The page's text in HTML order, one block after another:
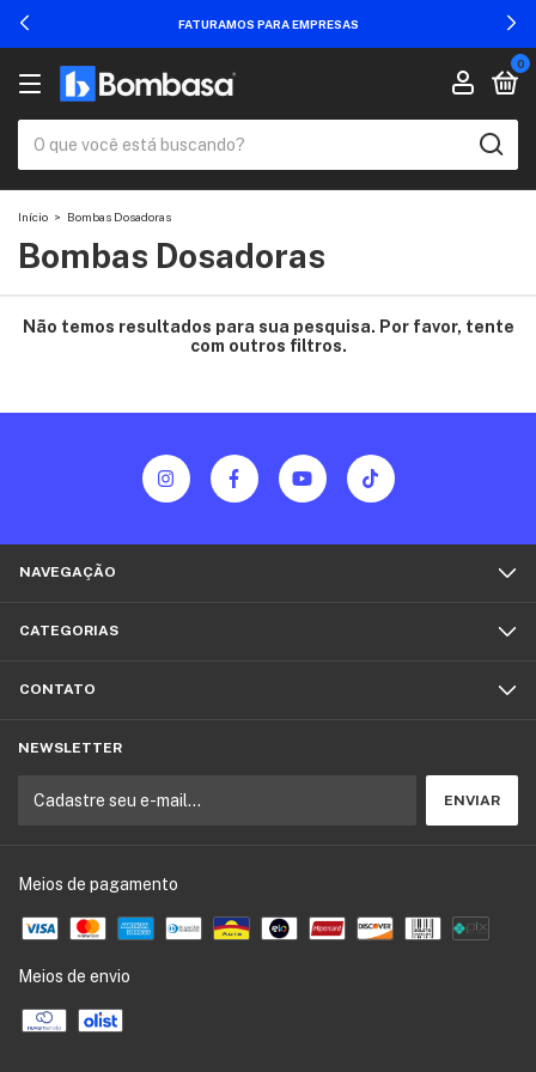
FATURAMOS PARA EMPRESAS
0
Início > Bombas Dosadoras
Bombas Dosadoras
Não temos resultados para sua pesquisa. Por favor, tente
com outros filtros.
NAVEGAÇÃO
CATEGORIAS
CONTATO
NEWSLETTER
Meios de pagamento
Meios de envio